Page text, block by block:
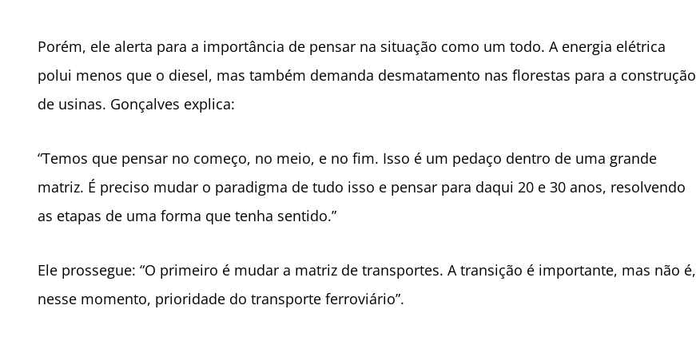
Porém, ele alerta para a importância de pensar na situação como um todo. A energia elétrica
polui menos que o diesel, mas também demanda desmatamento nas florestas para a construção
de usinas. Gonçalves explica:
“Temos que pensar no começo, no meio, e no fim. Isso é um pedaço dentro de uma grande
matriz. É preciso mudar o paradigma de tudo isso e pensar para daqui 20 e 30 anos, resolvendo
as etapas de uma forma que tenha sentido.”
Ele prossegue: “O primeiro é mudar a matriz de transportes. A transição é importante, mas não é,
nesse momento, prioridade do transporte ferroviário”.